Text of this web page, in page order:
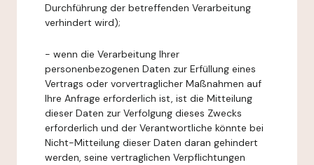
Durchführung der betreffenden Verarbeitung
verhindert wird);
- wenn die Verarbeitung Ihrer
personenbezogenen Daten zur Erfüllung eines
Vertrags oder vorvertraglicher Maßnahmen auf
Ihre Anfrage erforderlich ist, ist die Mitteilung
dieser Daten zur Verfolgung dieses Zwecks
erforderlich und der Verantwortliche könnte bei
Nicht-Mitteilung dieser Daten daran gehindert
werden, seine vertraglichen Verpflichtungen